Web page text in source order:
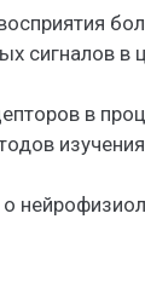
сигналов в
в